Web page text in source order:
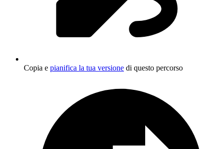
Copia e pianifica la tua versione di questo percorso